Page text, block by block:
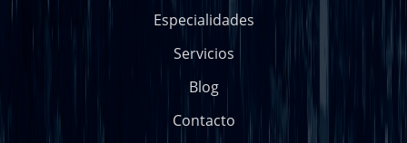
Especialidades
Servicios
Blog
Contacto